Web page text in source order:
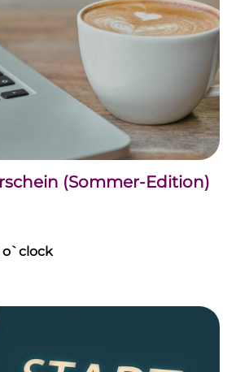
(Sommer-Edition)
o`clock